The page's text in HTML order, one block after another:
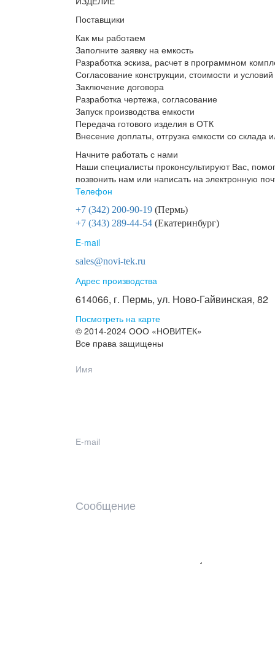
Поставщики
Как мы работаем
Заполните заявку на емкость
Разработка эскиза, расчет в программном
Согласование конструкции, стоимости и
Заключение договора
Разработка чертежа, согласование
Запуск производства емкости
Передача готового изделия в ОТК
Внесение доплаты, отгрузка емкости со склада
Начните работать с нами
Наши специалисты проконсультируют Вас,
позвонить нам или написать на электронную
Телефон
+7 (342) 200-90-19 (Пермь)
+7 (343) 289-44-54 (Екатеринбург)
E-mail
sales@novi-tek.ru
Адрес производства
614066, г. Пермь, ул. Ново-Гайвинская, 82
Посмотреть на карте
© 2014-2024 ООО «НОВИТЕК»
Все права защищены